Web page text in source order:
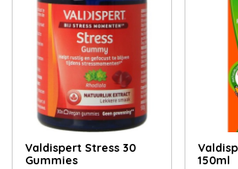
Valdispert Stress 30
Gummies
150ml